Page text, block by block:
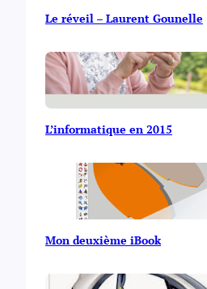
Le réveil – Laurent Gounelle
L’informatique en 2015
Mon deuxième iBook